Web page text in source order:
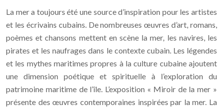
La mer a toujours été une source d’inspiration pour les artistes
et les écrivains cubains. De nombreuses œuvres d’art, romans,
poèmes et chansons mettent en scène la mer, les navires, les
pirates et les naufrages dans le contexte cubain. Les légendes
et les mythes maritimes propres à la culture cubaine ajoutent
une dimension poétique et spirituelle à l’exploration du
patrimoine maritime de l’île. L’exposition « Miroir de la mer »
présente des œuvres contemporaines inspirées par la mer. La